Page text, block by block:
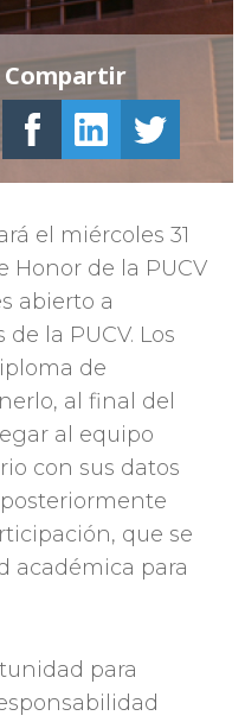
el miércoles 31
Honor de la PUCV
abierto a
la PUCV. Los
de
al final del
al equipo
con sus datos
que se
académica para
para
Compartir